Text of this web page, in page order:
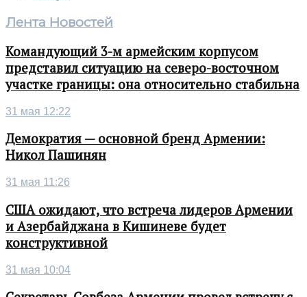
Лента Новостей
Командующий 3-м армейским корпусом
представил ситуацию на северо-восточном
участке границы: она относительно стабильна
31 мая 12:22
Демократия — основной бренд Армении:
Никол Пашинян
31 мая 11:26
США ожидают, что встреча лидеров Армении
и Азербайджана в Кишиневе будет
конструктивной
31 мая 10:04